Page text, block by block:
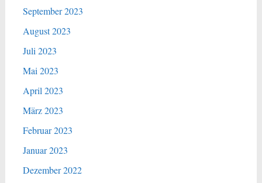
September 2023
August 2023
Juli 2023
Mai 2023
April 2023
März 2023
Februar 2023
Januar 2023
Dezember 2022